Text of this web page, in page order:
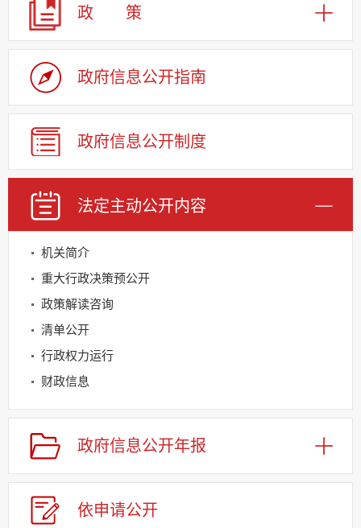
政 策
政府信息公开指南
政府信息公开制度
法定主动公开内容
机关简介
重大行政决策预公开
政策解读咨询
清单公开
行政权力运行
财政信息
规划信息
建议提案办理
公务员及事业单位招录
应急管理
回应关切
政府信息公开年报
依申请公开